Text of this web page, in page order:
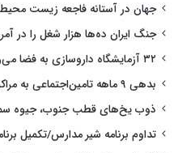
جهان در آستانه فاجعه زیست
جنگ ایران ده‌ها هزار شغل را در
۳۲ آزمایشگاه داروسازی به فضا می‌روند
بدهی ۹ ماهه تامین‌اجتماعی به مراکز دیالیز
ذوب یخ‌های قطب جنوب، جیوه
تداوم برنامه شیر مدارس/تکمیل